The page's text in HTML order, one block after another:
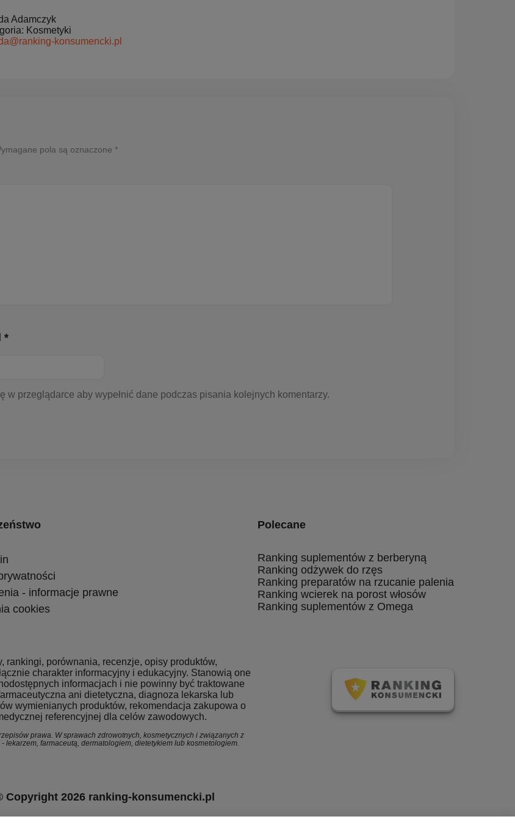
Adamczyk
Kosmetyki
konsumencki.pl
pola są oznaczone *
*
w przeglądarce aby wypełnić dane podczas pisania kolejnych komentarzy.
- informacje prawne
cookies
Polecane
Ranking suplementów z berberyną
Ranking odżywek do rzęs
Ranking preparatów na rzucanie palenia
Ranking wcierek na porost włosów
Ranking suplementów z Omega
rankingi, porównania, recenzje, opisy produktów,
charakter informacyjny i edukacyjny. Stanowią one
informacjach i nie powinny być traktowane
ani dietetyczna, diagnoza lekarska lub
wymienianych produktów, rekomendacja zakupowa o
referencyjnej dla celów zawodowych.
prawa. W sprawach zdrowotnych, kosmetycznych i związanych z
farmaceutą, dermatologiem, dietetykiem lub kosmetologiem.
Copyright 2026 ranking-konsumencki.pl